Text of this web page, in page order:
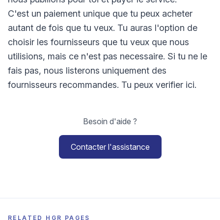
C'est un paiement unique que tu peux acheter
autant de fois que tu veux. Tu auras l'option de
choisir les fournisseurs que tu veux que nous
utilisions, mais ce n'est pas necessaire. Si tu ne le
fais pas, nous listerons uniquement des
fournisseurs recommandes. Tu peux verifier ici.
Besoin d'aide ?
Contacter l'assistance
RELATED HGR PAGES